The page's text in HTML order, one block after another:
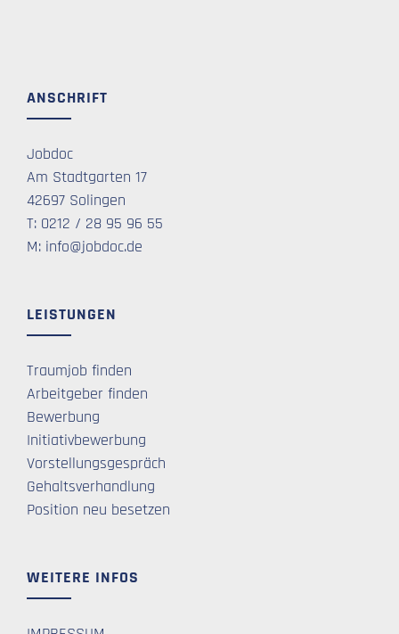
ANSCHRIFT
Jobdoc
Am Stadtgarten 17
42697 Solingen
T: 0212 / 28 95 96 55
M: info@jobdoc.de
LEISTUNGEN
Traumjob finden
Arbeitgeber finden
Bewerbung
Initiativbewerbung
Vorstellungsgespräch
Gehaltsverhandlung
Position neu besetzen
WEITERE INFOS